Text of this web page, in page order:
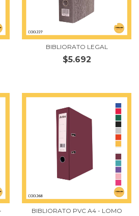
BIBLIORATO LEGAL
$5.692
BIBLIORATO PVC A4 - LOMO